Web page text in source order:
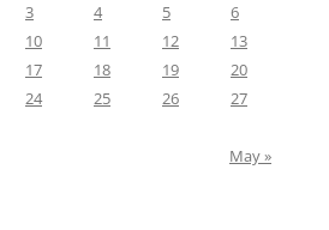
3 4 5
6
10 11 12
13
17 18 19
20
24 25 26
27
May »